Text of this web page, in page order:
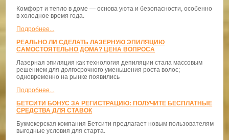
Комфорт и тепло в доме — основа уюта и безопасности, особенно
в холодное время года.
Подробнее...
РЕАЛЬНО ЛИ СДЕЛАТЬ ЛАЗЕРНУЮ ЭПИЛЯЦИЮ
САМОСТОЯТЕЛЬНО ДОМА? ЦЕНА ВОПРОСА
Лазерная эпиляция как технология депиляции стала массовым
решением для долгосрочного уменьшения роста волос;
одновременно на рынке появились
Подробнее...
БЕТСИТИ БОНУС ЗА РЕГИСТРАЦИЮ: ПОЛУЧИТЕ БЕСПЛАТНЫЕ
СРЕДСТВА ДЛЯ СТАВОК
Букмекерская компания Бетсити предлагает новым пользователям
выгодные условия для старта.